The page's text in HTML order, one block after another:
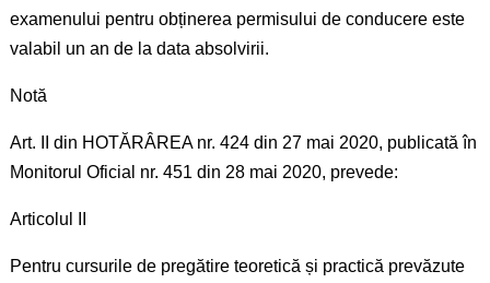
examenului pentru obținerea permisului de conducere este
valabil un an de la data absolvirii.
Notă
Art. II din HOTĂRÂREA nr. 424 din 27 mai 2020, publicată în
Monitorul Oficial nr. 451 din 28 mai 2020, prevede:
Articolul II
Pentru cursurile de pregătire teoretică și practică prevăzute